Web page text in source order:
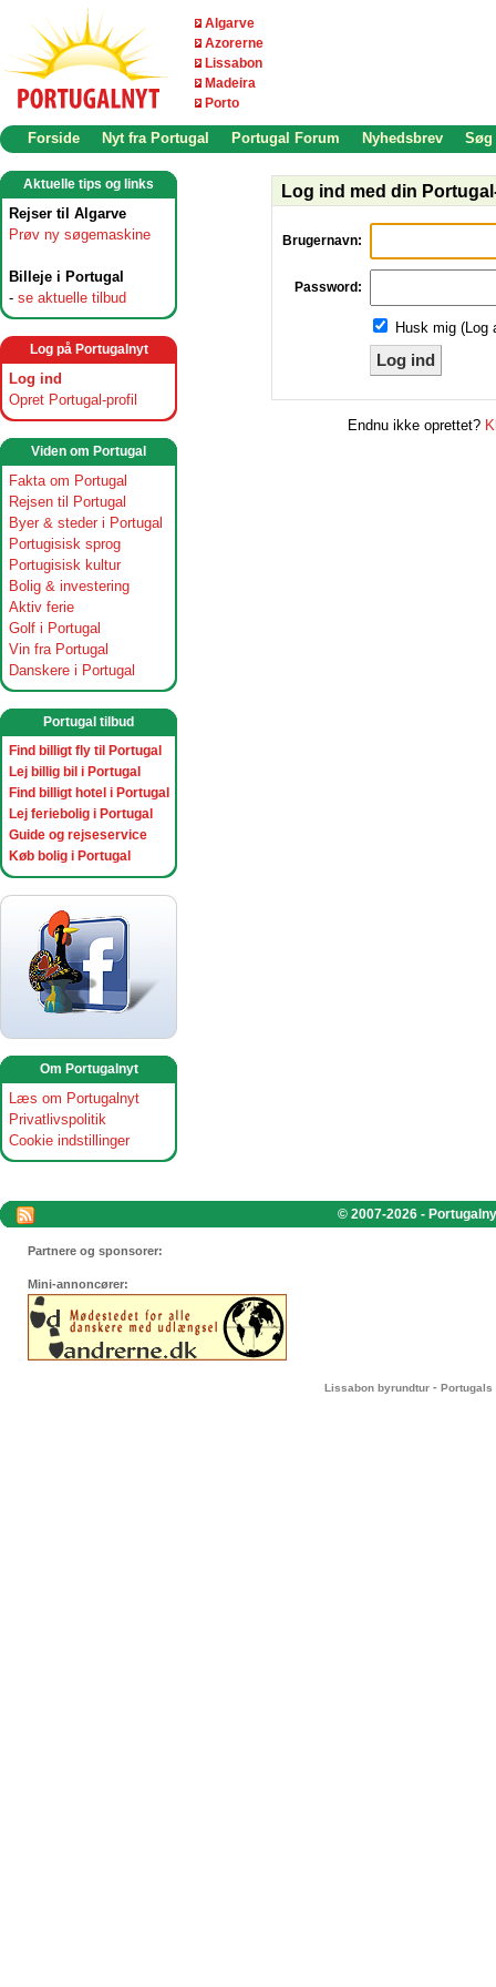
Algarve
Azorerne
Lissabon
Madeira
Porto
Forside Nyt fra Portugal Portugal Forum Nyhedsbrev Søg
Aktuelle tips og links
Rejser til Algarve
Prøv ny søgemaskine
Billeje i Portugal
- se aktuelle tilbud
Log på Portugalnyt
Log ind
Opret Portugal-profil
Viden om Portugal
Fakta om Portugal
Rejsen til Portugal
Byer & steder i Portugal
Portugisisk sprog
Portugisisk kultur
Bolig & investering
Aktiv ferie
Golf i Portugal
Vin fra Portugal
Danskere i Portugal
Portugal tilbud
Find billigt fly til Portugal
Lej billig bil i Portugal
Find billigt hotel i Portugal
Lej feriebolig i Portugal
Guide og rejseservice
Køb bolig i Portugal
Om Portugalnyt
Læs om Portugalnyt
Privatlivspolitik
Cookie indstillinger
Log ind med din
Brugernavn:
Password:
Husk mig (Log
Log ind
Endnu ikke oprettet?
© 2007-2026 -
Partnere og sponsorer:
Mini-annoncører:
Lissabon byrundtur - Portugals